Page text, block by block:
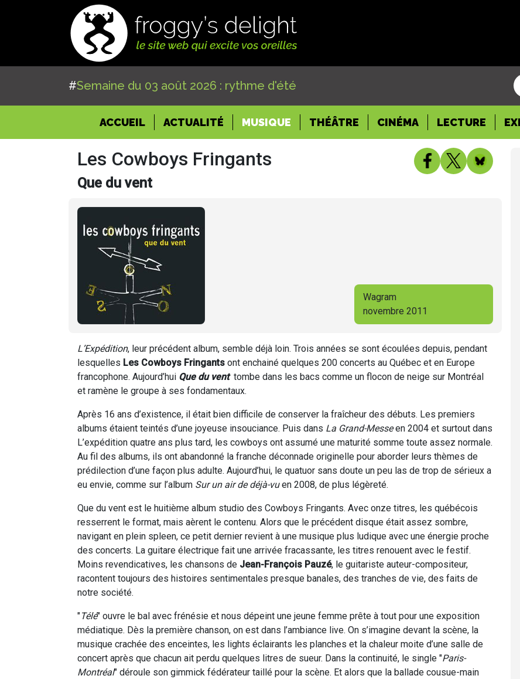
#Semaine du 03 août 2026 : rythme d'été
ACCUEIL(CURRENT)
ACTUALITÉ MUSIQUE THÉÂTRE CINÉMA LECTURE
Les Cowboys Fringants
Que du vent
Wagram
novembre 2011
L’Expédition, leur précédent album, semble déjà loin. Trois années se sont écoulées depuis, pendant
lesquelles Les Cowboys Fringants ont enchainé quelques 200 concerts au Québec et en Europe
francophone. Aujourd’hui Que du venttombe dans les bacs comme un flocon de neige sur Montréal
et ramène le groupe à ses fondamentaux.
Après 16 ans d’existence, il était bien difficile de conserver la fraîcheur des débuts. Les premiers
albums étaient teintés d’une joyeuse insouciance. Puis dans La Grand-Messeen 2004 et surtout dans
L’expédition quatre ans plus tard, les cowboys ont assumé une maturité somme toute assez normale.
Au fil des albums, ils ont abandonné la franche déconnade originelle pour aborder leurs thèmes de
prédilection d’une façon plus adulte. Aujourd’hui, le quatuor sans doute un peu las de trop de sérieux a
eu envie, comme sur l’album Sur un air de déjà-vuen 2008, de plus légèreté.
Que du vent est le huitième album studio des Cowboys Fringants. Avec onze titres, les québécois
resserrent le format, mais aèrent le contenu. Alors que le précédent disque était assez sombre,
navigant en plein spleen, ce petit dernier revient à une musique plus ludique avec une énergie proche
des concerts. La guitare électrique fait une arrivée fracassante, les titres renouent avec le festif.
Moins revendicatives, les chansons de Jean-François Pauzé, le guitariste auteur-compositeur,
racontent toujours des histoires sentimentales presque banales, des tranches de vie, des faits de
notre société.
"Télé" ouvre le bal avec frénésie et nous dépeint une jeune femme prête à tout pour une exposition
médiatique. Dès la première chanson, on est dans l’ambiance live. On s’imagine devant la scène, la
musique crachée des enceintes, les lights éclairants les planches et la chaleur moite d’une salle de
concert après que chacun ait perdu quelques litres de sueur. Dans la continuité, le single "Paris-
Montréal" déroule son gimmick fédérateur taillé pour la scène. Et alors que la ballade cousue-main